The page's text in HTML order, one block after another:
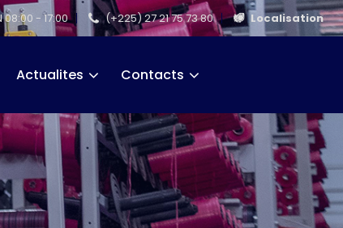
08:00 - 17:00 (+225) 27 21 75 73 80 Localisation
Actualites Contacts